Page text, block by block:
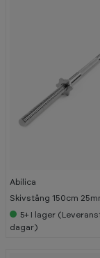
Abilica
Skivstång 150cm
5+ I lager
dagar)